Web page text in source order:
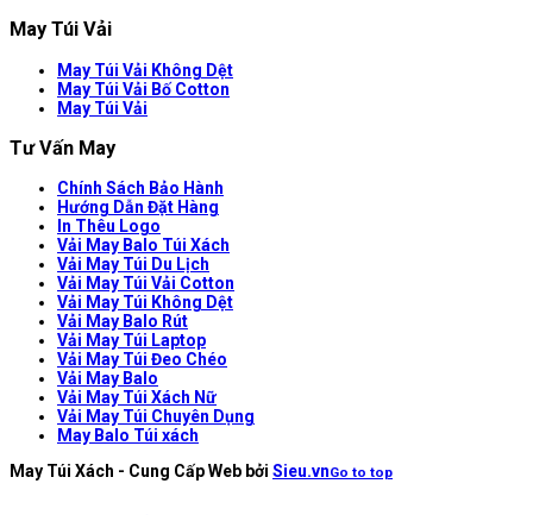
May Túi Vải
May Túi Vải Không Dệt
May Túi Vải Bố Cotton
May Túi Vải
Tư Vấn May
Chính Sách Bảo Hành
Hướng Dẫn Đặt Hàng
In Thêu Logo
Vải May Balo Túi Xách
Vải May Túi Du Lịch
Vải May Túi Vải Cotton
Vải May Túi Không Dệt
Vải May Balo Rút
Vải May Túi Laptop
Vải May Túi Đeo Chéo
Vải May Balo
Vải May Túi Xách Nữ
Vải May Túi Chuyên Dụng
May Balo Túi xách
May Túi Xách - Cung Cấp Web bởi Sieu.vnGo to top